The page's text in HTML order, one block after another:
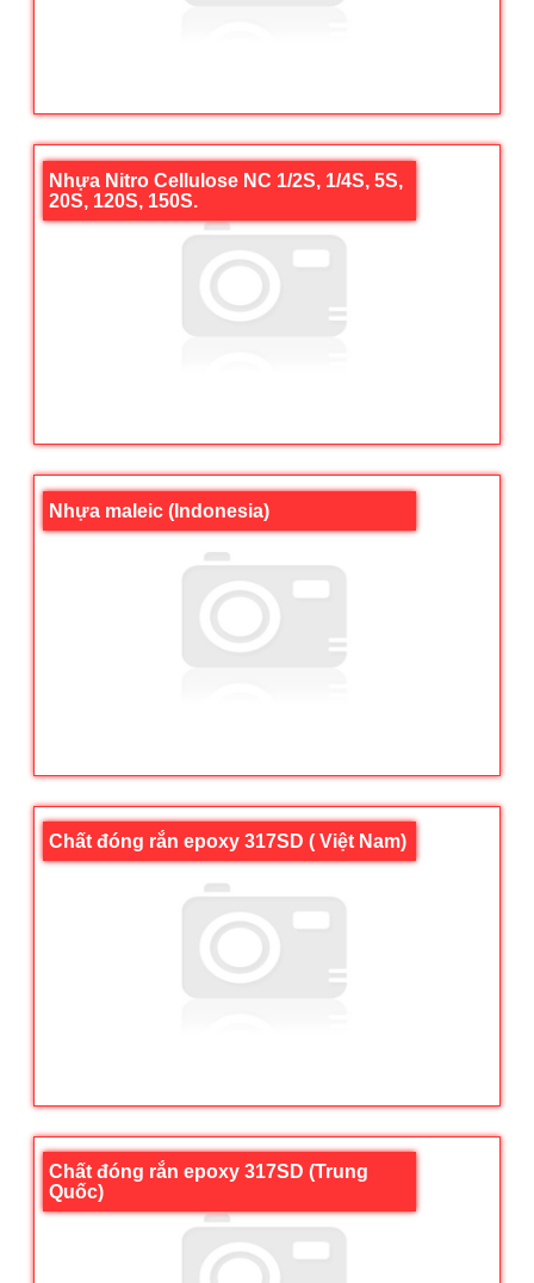
Nhựa Nitro Cellulose NC 1/2S, 1/4S, 5S,
20S, 120S, 150S.
Nhựa maleic (Indonesia)
Chất đóng rắn epoxy 317SD ( Việt Nam)
Chất đóng rắn epoxy 317SD (Trung
Quốc)